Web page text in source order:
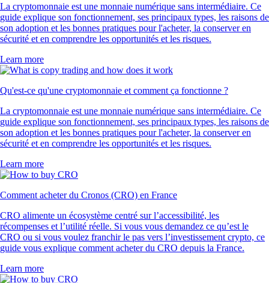
La cryptomonnaie est une monnaie numérique sans intermédiaire. Ce
guide explique son fonctionnement, ses principaux types, les raisons de
son adoption et les bonnes pratiques pour l'acheter, la conserver en
sécurité et en comprendre les opportunités et les risques.
Learn more
Qu'est-ce qu'une cryptomonnaie et comment ça fonctionne ?
La cryptomonnaie est une monnaie numérique sans intermédiaire. Ce
guide explique son fonctionnement, ses principaux types, les raisons de
son adoption et les bonnes pratiques pour l'acheter, la conserver en
sécurité et en comprendre les opportunités et les risques.
Learn more
Comment acheter du Cronos (CRO) en France
CRO alimente un écosystème centré sur l’accessibilité, les
récompenses et l’utilité réelle. Si vous vous demandez ce qu’est le
CRO ou si vous voulez franchir le pas vers l’investissement crypto, ce
guide vous explique comment acheter du CRO depuis la France.
Learn more